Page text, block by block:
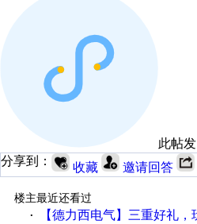
此帖
分享到：
收藏 邀请回答
楼主最近还看过
·
【德力西电气】三重好礼，玩嗨